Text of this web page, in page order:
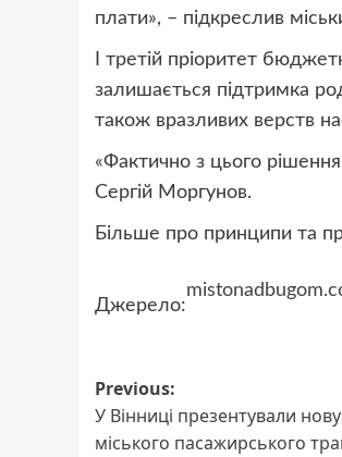
плати», – підкреслив
І третій пріоритет
залишається підтримка
також вразливих верств
«Фактично з цього
Сергій Моргунов.
Більше про принципи та
Джерело:
Post
navigation
Previous:
У Вінниці презентували
міського пасажирського